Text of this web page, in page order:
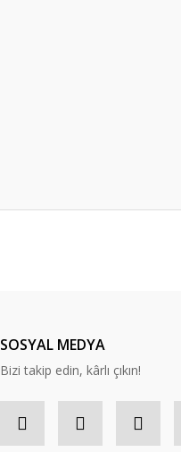
SOSYAL MEDYA
Bizi takip edin, kârlı çıkın!